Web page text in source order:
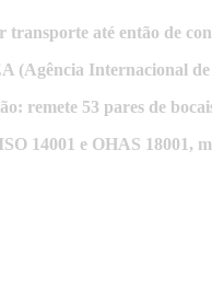
até então de
(Agência Internacional
remete 53 pares de
14001 e OHAS 18001,